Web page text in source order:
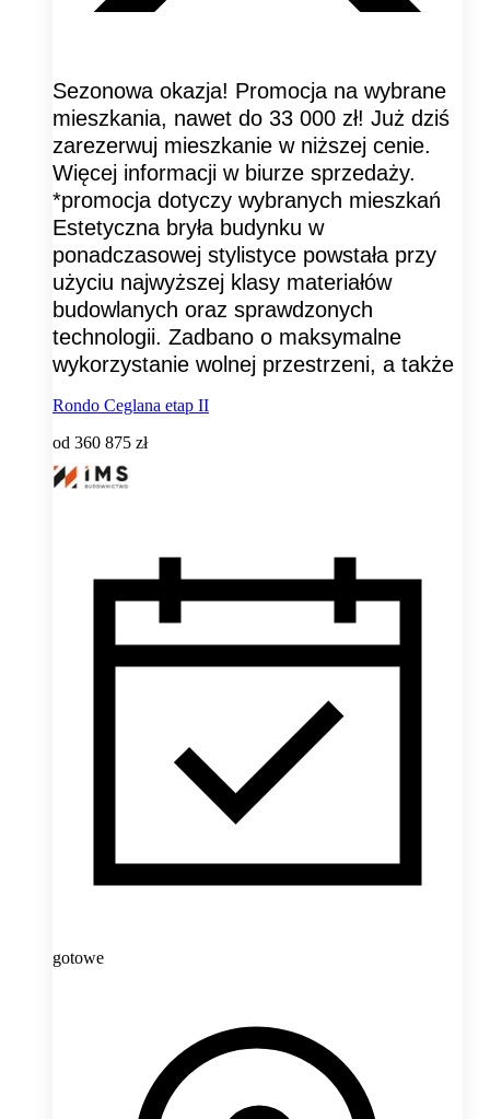
Sezonowa okazja! Promocja na wybrane
mieszkania, nawet do 33 000 zł! Już dziś
zarezerwuj mieszkanie w niższej cenie.
Więcej informacji w biurze sprzedaży.
*promocja dotyczy wybranych mieszkań
Estetyczna bryła budynku w
ponadczasowej stylistyce powstała przy
użyciu najwyższej klasy materiałów
budowlanych oraz sprawdzonych
technologii. Zadbano o maksymalne
wykorzystanie wolnej przestrzeni, a także
Rondo Ceglana etap II
od 360 875 zł
gotowe